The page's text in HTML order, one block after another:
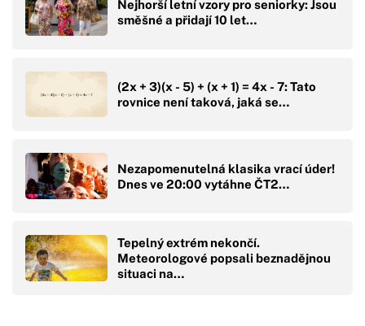
Nejhorší letní vzory pro seniorky: Jsou
směšné a přidají 10 let…
(2x + 3)(x - 5) + (x + 1) = 4x - 7: Tato
rovnice není taková, jaká se…
Nezapomenutelná klasika vrací úder!
Dnes ve 20:00 vytáhne ČT2…
Tepelný extrém nekončí.
Meteorologové popsali beznadějnou
situaci na…